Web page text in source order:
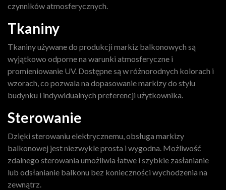
czynników atmosferycznych.
Tkaniny
Tkaniny używane do produkcji markiz balkonowych są
wyjątkowo odporne na warunki atmosferyczne i
promieniowanie UV. Dostępne są w różnorodnych kolorach i
wzorach, co pozwala na dopasowanie markizy do stylu
budynku i indywidualnych preferencji użytkownika.
Sterowanie
Dzięki sterowaniu elektrycznemu, obsługa markizy
balkonowej jest niezwykle prosta i wygodna. Możliwość
zdalnego sterowania umożliwia łatwe i szybkie zasłanianie
lub odsłanianie balkonu bez konieczności wychodzenia na
zewnątrz.